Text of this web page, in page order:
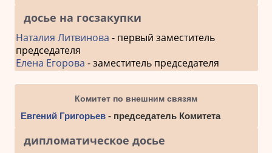
досье на госзакупки
Наталия Литвинова - первый заместитель
председателя
Елена Егорова - заместитель председателя
Комитет по внешним связям
Евгений Григорьев- председатель Комитета
дипломатическое досье